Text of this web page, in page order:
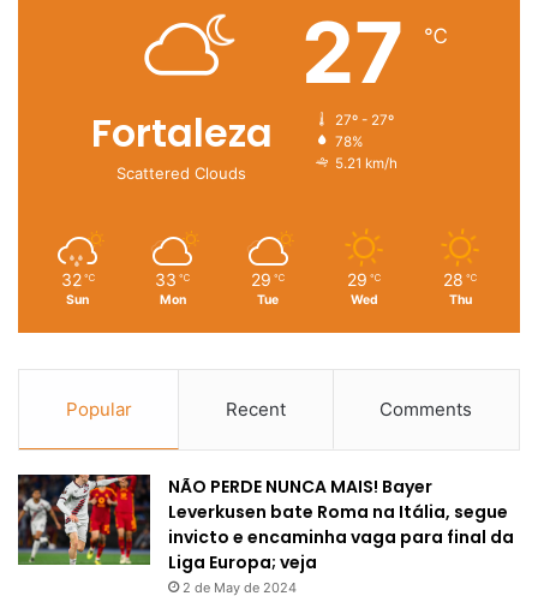
Fortaleza
Scattered Clouds
27 ℃
27º - 27º
78%
5.21 km/h
32 ℃
Sun
33 ℃
Mon
29 ℃
Tue
29 ℃
Wed
28 ℃
Thu
Popular Recent Comments
NÃO PERDE NUNCA MAIS! Bayer
Leverkusen bate Roma na Itália, segue
invicto e encaminha vaga para final da
Liga Europa; veja
2 de May de 2024